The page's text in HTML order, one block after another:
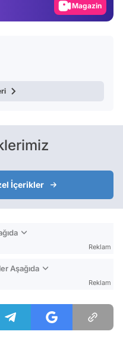
Magazin
İçerikler
Reklam
Aşağıda
Reklam